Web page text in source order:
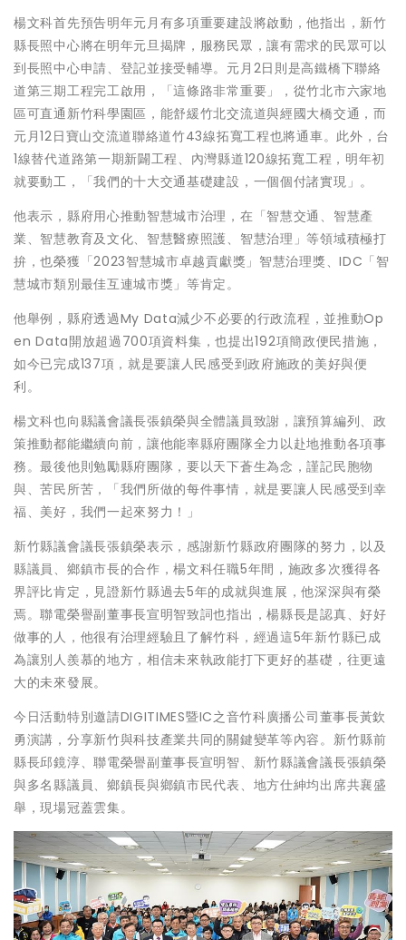
楊文科首先預告明年元月有多項重要建設將啟動，他指出，新竹
縣長照中心將在明年元旦揭牌，服務民眾，讓有需求的民眾可以
到長照中心申請、登記並接受輔導。元月2日則是高鐵橋下聯絡
道第三期工程完工啟用，「這條路非常重要」，從竹北市六家地
區可直通新竹科學園區，能舒緩竹北交流道與經國大橋交通，而
元月12日寶山交流道聯絡道竹43線拓寬工程也將通車。此外，台
1線替代道路第一期新闢工程、內灣縣道120線拓寬工程，明年初
就要動工，「我們的十大交通基礎建設，一個個付諸實現」。
他表示，縣府用心推動智慧城市治理，在「智慧交通、智慧產
業、智慧教育及文化、智慧醫療照護、智慧治理」等領域積極打
拚，也榮獲「2023智慧城市卓越貢獻獎」智慧治理獎、IDC「智
慧城市類別最佳互連城市獎」等肯定。
他舉例，縣府透過My Data減少不必要的行政流程，並推動Op
en Data開放超過700項資料集，也提出192項簡政便民措施，
如今已完成137項，就是要讓人民感受到政府施政的美好與便
利。
楊文科也向縣議會議長張鎮榮與全體議員致謝，讓預算編列、政
策推動都能繼續向前，讓他能率縣府團隊全力以赴地推動各項事
務。最後他則勉勵縣府團隊，要以天下蒼生為念，謹記民胞物
與、苦民所苦，「我們所做的每件事情，就是要讓人民感受到幸
福、美好，我們一起來努力！」
新竹縣議會議長張鎮榮表示，感謝新竹縣政府團隊的努力，以及
縣議員、鄉鎮市長的合作，楊文科任職5年間，施政多次獲得各
界評比肯定，見證新竹縣過去5年的成就與進展，他深深與有榮
焉。聯電榮譽副董事長宣明智致詞也指出，楊縣長是認真、好好
做事的人，他很有治理經驗且了解竹科，經過這5年新竹縣已成
為讓別人羨慕的地方，相信未來執政能打下更好的基礎，往更遠
大的未來發展。
今日活動特別邀請DIGITIMES暨IC之音竹科廣播公司董事長黃欽
勇演講，分享新竹與科技產業共同的關鍵變革等內容。新竹縣前
縣長邱鏡淳、聯電榮譽副董事長宣明智、新竹縣議會議長張鎮榮
與多名縣議員、鄉鎮長與鄉鎮市民代表、地方仕紳均出席共襄盛
舉，現場冠蓋雲集。